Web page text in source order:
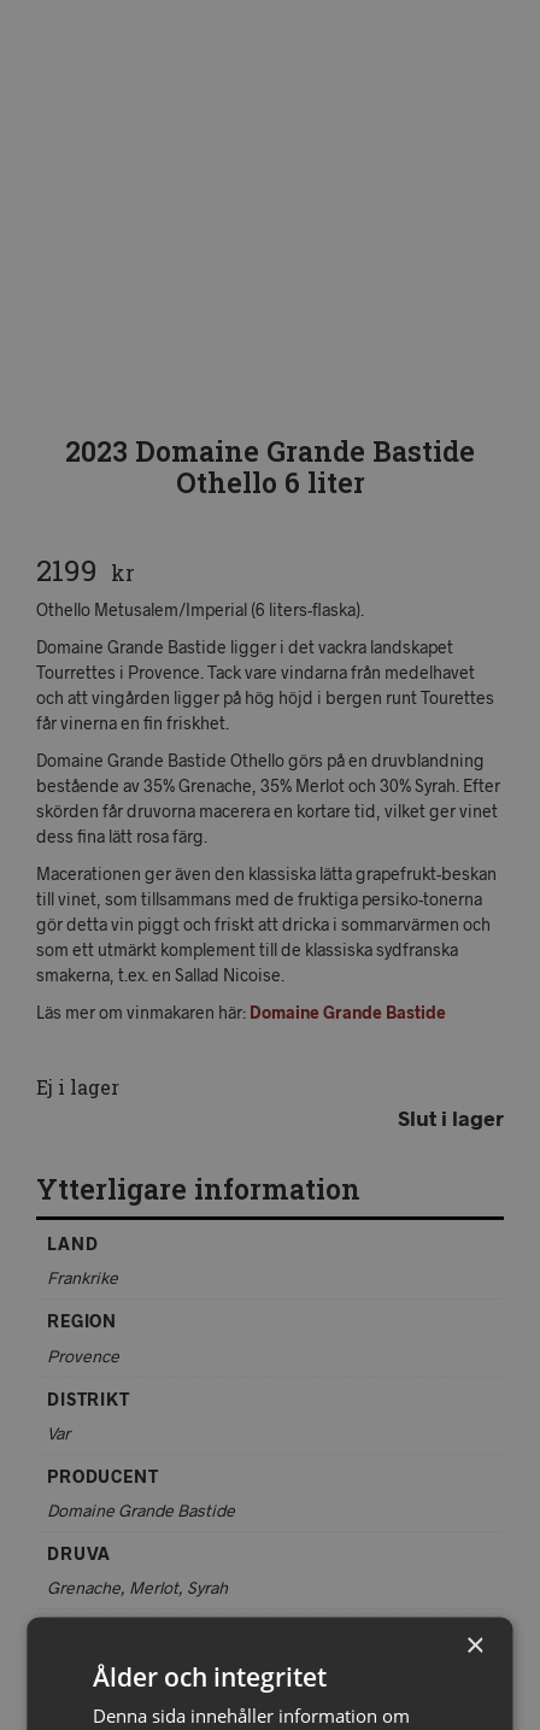
2023 Domaine Grande Bastide
Othello 6 liter
2199 kr
Othello Metusalem/Imperial (6 liters-flaska).
Domaine Grande Bastide ligger i det vackra landskapet
Tourrettes i Provence. Tack vare vindarna från medelhavet
och att vingården ligger på hög höjd i bergen runt Tourettes
får vinerna en fin friskhet.
Domaine Grande Bastide Othello görs på en druvblandning
bestående av 35% Grenache, 35% Merlot och 30% Syrah. Efter
skörden får druvorna macerera en kortare tid, vilket ger vinet
dess fina lätt rosa färg.
Macerationen ger även den klassiska lätta grapefrukt-beskan
till vinet, som tillsammans med de fruktiga persiko-tonerna
gör detta vin piggt och friskt att dricka i sommarvärmen och
som ett utmärkt komplement till de klassiska sydfranska
smakerna, t.ex. en Sallad Nicoise.
Läs mer om vinmakaren här: Domaine Grande Bastide
Ej i lager
Slut i lager
Ytterligare information
LAND
Frankrike
REGION
Provence
DISTRIKT
Var
PRODUCENT
Domaine Grande Bastide
DRUVA
Grenache, Merlot, Syrah
STORLEK
×
Ålder och integritet
Denna sida innehåller information om